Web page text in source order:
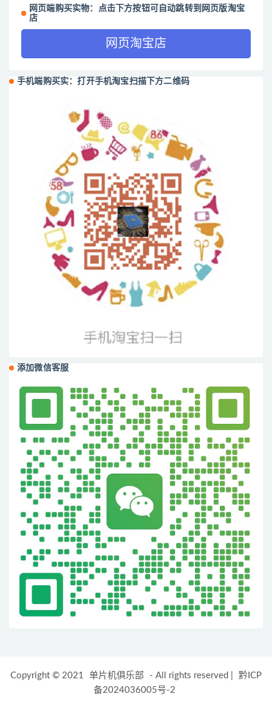
网页端购买实物：点击下方按钮可自动跳转到网页版淘宝
店
网页淘宝店
手机端购买实：打开手机淘宝扫描下方二维码
添加微信客服
Copyright © 2021 单片机俱乐部 - All rights reserved
黔ICP
备2024036005号-2